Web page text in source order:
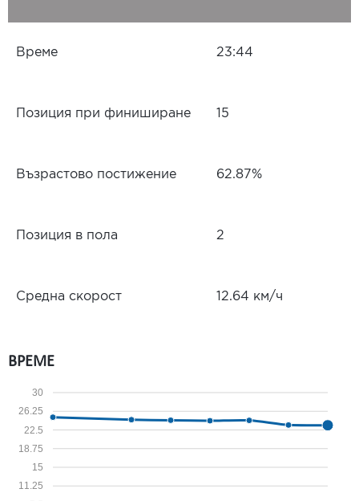
Време 23:44
Позиция при финиширане 15
Възрастово постижение 62.87%
Позиция в пола 2
Средна скорост 12.64 км/ч
ВРЕМЕ
11.25
15
18.75
22.5
26.25
30